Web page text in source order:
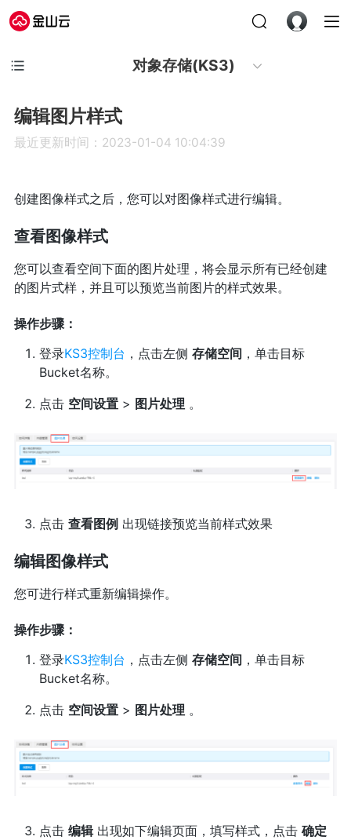
对象存储(KS3)
编辑图片样式
最近更新时间：2023-01-04 10:04:39
创建图像样式之后，您可以对图像样式进行编辑。
查看图像样式
您可以查看空间下面的图片处理，将会显示所有已经创建
的图片式样，并且可以预览当前图片的样式效果。
操作步骤：
登录KS3控制台 ，点击左侧 存储空间 ，单击目标
Bucket名称。
点击 空间设置> 图片处理 。
点击 查看图例出现链接预览当前样式效果
编辑图像样式
您可进行样式重新编辑操作。
操作步骤：
登录KS3控制台 ，点击左侧 存储空间 ，单击目标
Bucket名称。
点击 空间设置> 图片处理 。
点击 编辑出现如下编辑页面，填写样式，点击 确定